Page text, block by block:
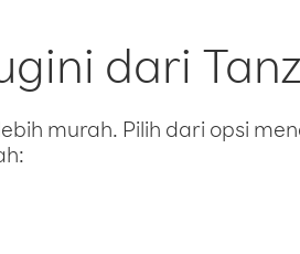
dari
murah. Pilih dari opsi